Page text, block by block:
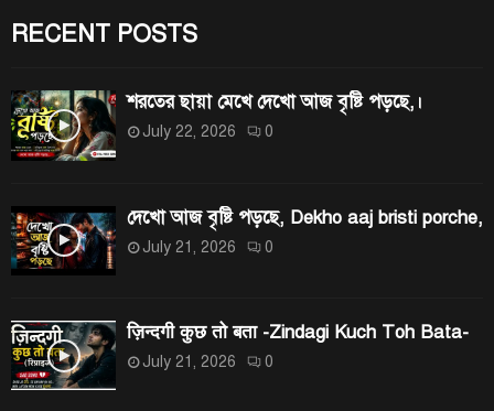
r
:
RECENT POSTS
শরতের ছায়া মেখে দেখো আজ বৃষ্টি পড়ছে,।
July 22, 2026 0
দেখো আজ বৃষ্টি পড়ছে, Dekho aaj bristi porche,
July 21, 2026 0
ज़िन्दगी कुछ तो बता -Zindagi Kuch Toh Bata-
July 21, 2026 0